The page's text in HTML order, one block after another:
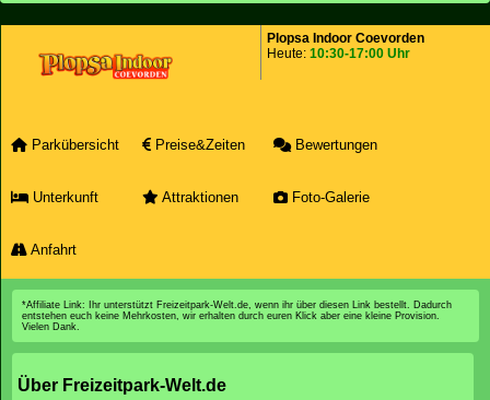
Plopsa Indoor Coevorden
Heute: 10:30-17:00 Uhr
Parkübersicht Preise&Zeiten Bewertungen
Unterkunft Attraktionen Foto-Galerie
Anfahrt
*Affiliate Link: Ihr unterstützt Freizeitpark-Welt.de, wenn ihr über diesen Link bestellt. Dadurch
entstehen euch keine Mehrkosten, wir erhalten durch euren Klick aber eine kleine Provision.
Vielen Dank.
Über Freizeitpark-Welt.de